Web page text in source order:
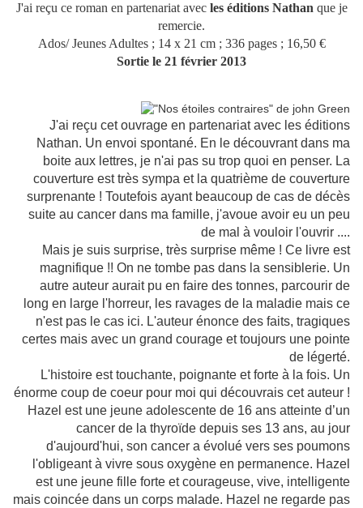
J'ai reçu ce roman en partenariat avec les éditions Nathan que je
remercie.
Ados/ Jeunes Adultes ; 14 x 21 cm ; 336 pages ; 16,50 €
Sortie le 21 février 2013
J'ai reçu cet ouvrage en partenariat avec les éditions
Nathan. Un envoi spontané. En le découvrant dans ma
boite aux lettres, je n'ai pas su trop quoi en penser. La
couverture est très sympa et la quatrième de couverture
surprenante ! Toutefois ayant beaucoup de cas de décès
suite au cancer dans ma famille, j'avoue avoir eu un peu
de mal à vouloir l'ouvrir ....
Mais je suis surprise, très surprise même ! Ce livre est
magnifique !! On ne tombe pas dans la sensiblerie. Un
autre auteur aurait pu en faire des tonnes, parcourir de
long en large l'horreur, les ravages de la maladie mais ce
n'est pas le cas ici. L'auteur énonce des faits, tragiques
certes mais avec un grand courage et toujours une pointe
de légerté.
L'histoire est touchante, poignante et forte à la fois. Un
énorme coup de coeur pour moi qui découvrais cet auteur !
Hazel est une jeune adolescente de 16 ans atteinte d’un
cancer de la thyroïde depuis ses 13 ans, au jour
d'aujourd'hui, son cancer a évolué vers ses poumons
l'obligeant à vivre sous oxygène en permanence. Hazel
est une jeune fille forte et courageuse, vive, intelligente
mais coincée dans un corps malade. Hazel ne regarde pas